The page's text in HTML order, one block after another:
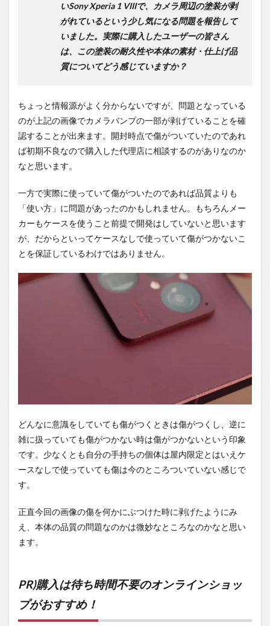
いSony Xperia 1 VIIIで、カメラ周辺の塗装が剥
がれているという少し気になる問題を報告して
いました。実際に購入したユーザーの皆さん
は、この塗装の耐久性や本体の素材・仕上げ品
質についてどう感じていますか？
ちょっと情報源がよく分からないですが、問題となっている
のが上記の画像でカメラバンプの一部が剥げていることを確
認することが出来ます。開封時点で傷がついていたのであれ
ば初期不良なので購入した代理店に相談するのがありなのか
なと思います。
一方で実際に使っていて傷がついたのであれば品質よりも
「使い方」に問題があったのかもしれません。もちろんメー
カーもケースを使うこと前提で開発はしていないと思います
が、だからといってケースなしで使っていて傷がつかないこ
とを保証しているわけではありません。
どんなに意識をしていても傷がつくときは傷がつくし、逆に
雑に扱っていても傷がつかない時は傷がつかないという印象
です。少なくとも自分の手持ちの個体は屋内限定とはいえケ
ースなしで使っていても傷は今のところついていない感じで
す。
正直今回の画像の傷を何かにぶつけた時に剥げたようにみ
え、本体の品質の問題なのかは微妙なところなのかなと思い
ます。
PR)購入は待ち時間不要のオンラインショッ
プがおすすめ！